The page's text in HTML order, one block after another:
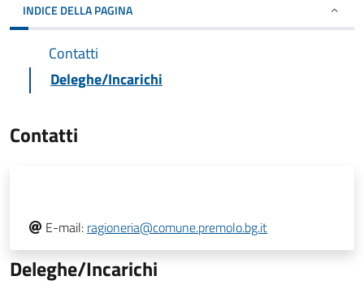
INDICE DELLA PAGINA
Contatti
Deleghe/Incarichi
Contatti
E-mail: ragioneria@comune.premolo.bg.it
Deleghe/Incarichi